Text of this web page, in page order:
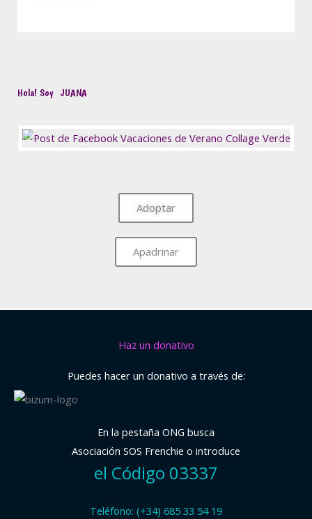
Hola! Soy JUANA
Adoptar
Apadrinar
Haz un donativo
Puedes hacer un donativo a través de:
En la pestaña ONG busca
Asociación SOS Frenchie o introduce
el Código 03337
Teléfono: (+34) 685 33 54 19